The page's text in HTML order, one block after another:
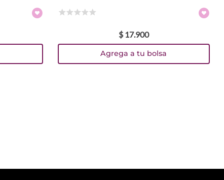
$ 17.900
Agrega a tu bolsa